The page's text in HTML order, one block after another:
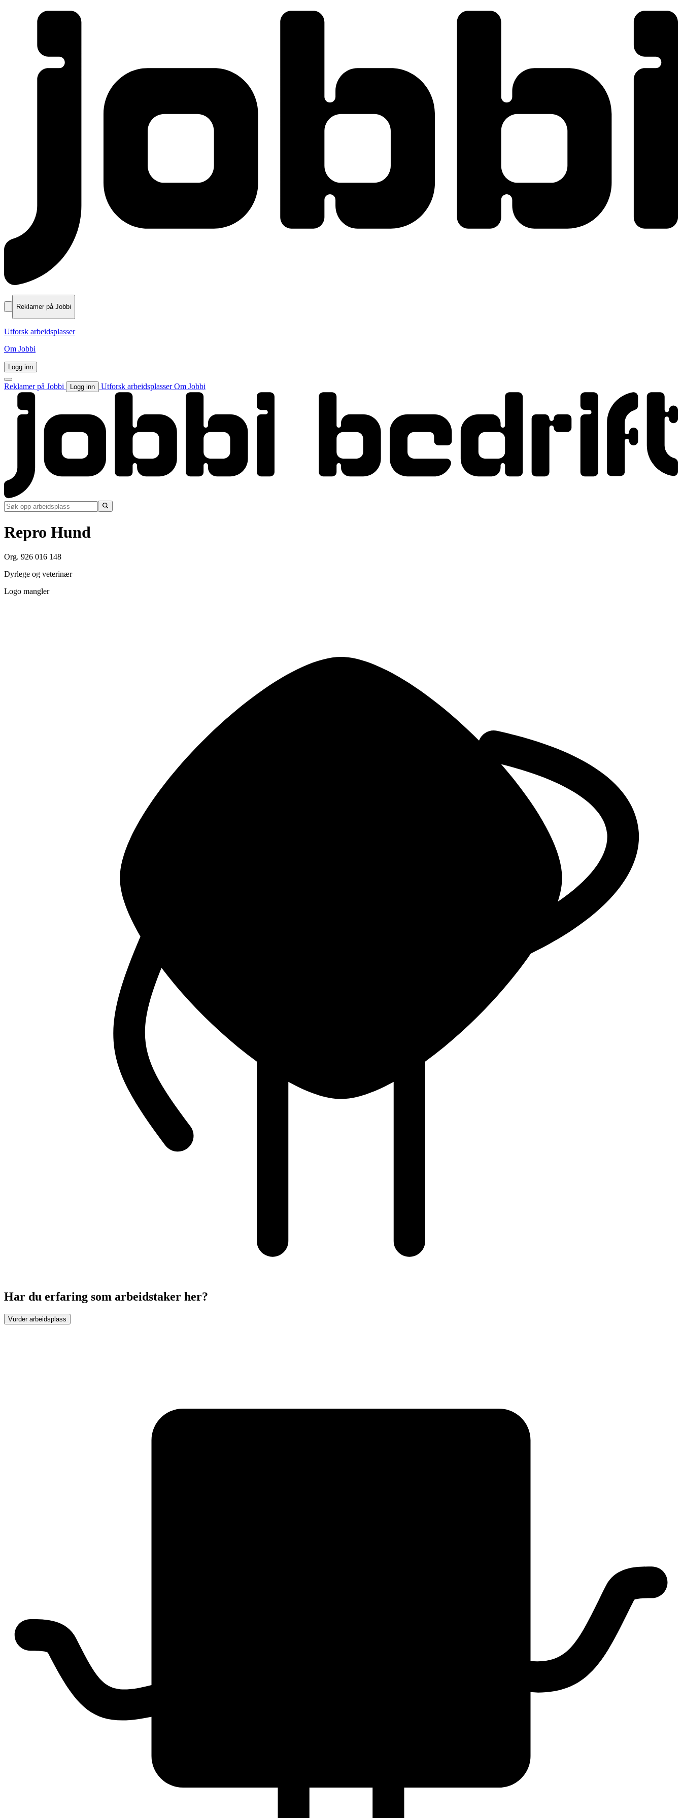
Reklamer på Jobbi
Utforsk arbeidsplasser
Om Jobbi
Logg inn
Reklamer på Jobbi Logg inn Utforsk arbeidsplasserOm Jobbi
Repro Hund
Org. 926 016 148
Dyrlege og veterinær
Logo mangler
Har du erfaring som arbeidstaker her?
Vurder arbeidsplass